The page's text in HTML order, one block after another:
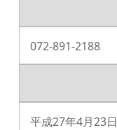
072-891-2188
平成27年4月23日